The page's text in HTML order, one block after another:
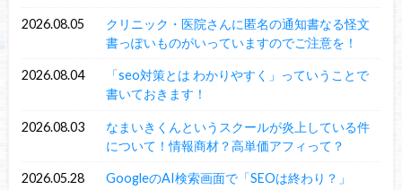
2026.08.05
クリニック・医院さんに匿名の通知書なる怪文
書っぽいものがいっていますのでご注意を！
2026.08.04
「seo対策とは わかりやすく」っていうことで
書いておきます！
2026.08.03
なまいきくんというスクールが炎上している件
について！情報商材？高単価アフィって？
2026.05.28 GoogleのAI検索画面で「SEOは終わり？」